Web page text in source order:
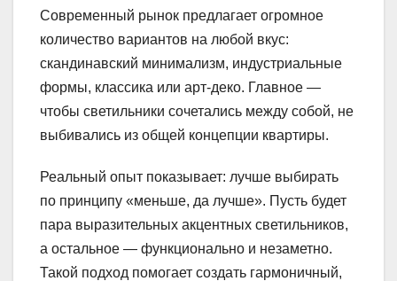
Современный рынок предлагает огромное
количество вариантов на любой вкус:
скандинавский минимализм, индустриальные
формы, классика или арт-деко. Главное —
чтобы светильники сочетались между собой, не
выбивались из общей концепции квартиры.
Реальный опыт показывает: лучше выбирать
по принципу «меньше, да лучше». Пусть будет
пара выразительных акцентных светильников,
а остальное — функционально и незаметно.
Такой подход помогает создать гармоничный,